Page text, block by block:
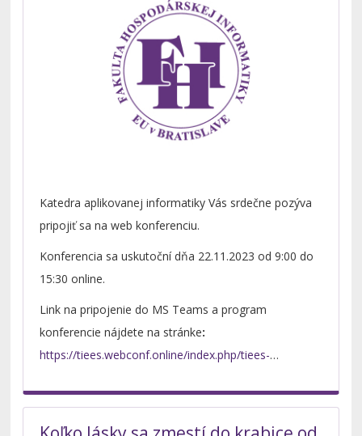
Katedra aplikovanej informatiky Vás srdečne pozýva
pripojiť sa na web konferenciu.
Konferencia sa uskutoční dňa 22.11.2023 od 9:00 do
15:30 online.
Link na pripojenie do MS Teams a program
konferencie nájdete na stránke:
https://tiees.webconf.online/index.php/tiees-